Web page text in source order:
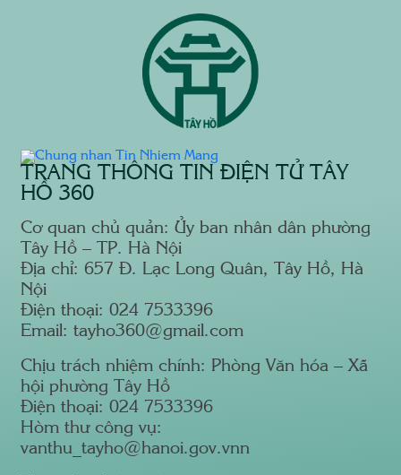
TRANG THÔNG TIN ĐIỆN TỬ TÂY
HỒ 360
Cơ quan chủ quản: Ủy ban nhân dân phường
Tây Hồ – TP. Hà Nội
Địa chỉ: 657 Đ. Lạc Long Quân, Tây Hồ, Hà
Nội
Điện thoại: 024 7533396
Email: tayho360@gmail.com
Chịu trách nhiệm chính: Phòng Văn hóa – Xã
hội phường Tây Hồ
Điện thoại: 024 7533396
Hòm thư công vụ:
vanthu_tayho@hanoi.gov.vnn